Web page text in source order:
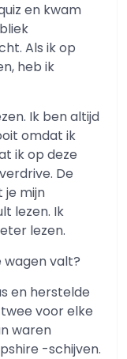
en kwam
Als ik op
heb ik
Ik ben altijd
omdat ik
ik op deze
De
je mijn
lezen. Ik
lezen.
wagen valt?
en herstelde
voor elke
waren
-schijven.